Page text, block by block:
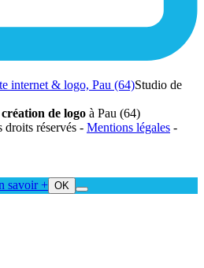
internet & logo, Pau (64)Studio de
création de logo à Pau (64)
droits réservés - Mentions légales -
savoir + OK